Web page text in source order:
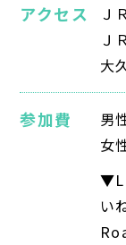
アクセス
Ｊ
Ｊ
大
参加費 男
女
い